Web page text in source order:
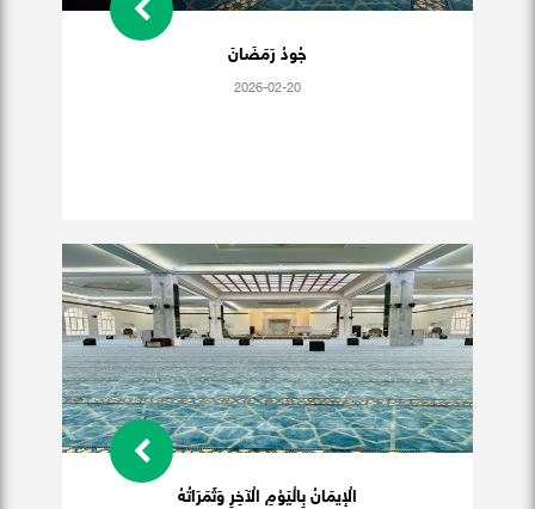
جُودُ رَمَضَانَ
2026-02-20
الْإيمَانُ بِالْيَوْمِ الْآخِرِ وَثَمَرَاتُهُ